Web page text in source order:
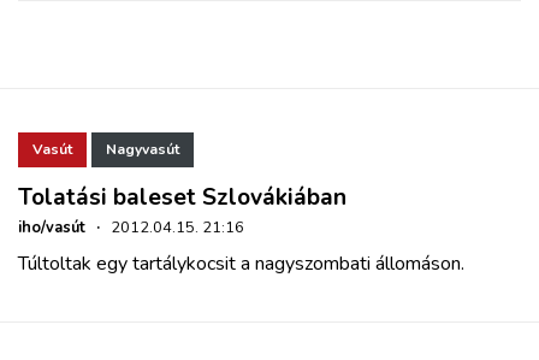
Vasút Nagyvasút
Tolatási baleset Szlovákiában
iho/vasút · 2012.04.15. 21:16
Túltoltak egy tartálykocsit a nagyszombati állomáson.